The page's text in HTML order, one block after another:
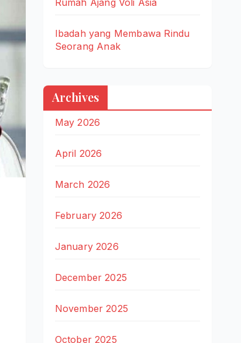
Rumah Ajang Voli Asia
Ibadah yang Membawa Rindu
Seorang Anak
Archives
May 2026
April 2026
March 2026
February 2026
January 2026
December 2025
November 2025
October 2025